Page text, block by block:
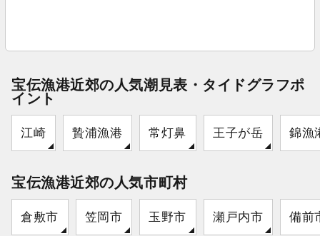
宝伝漁港近郊の人気潮見表・タイドグラフポ
イント
江崎 贄浦漁港 常灯鼻 王子が岳 錦漁
宝伝漁港近郊の人気市町村
倉敷市 笠岡市 玉野市 瀬戸内市 備前